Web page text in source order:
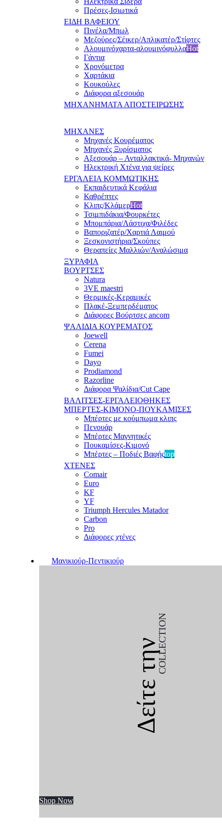
Πρέσες-Ισιωτικά
ΕΙΔΗ ΒΑΦΕΙΟΥ
Πινέλα/Μπωλ
Μεζούρες/Σέικερ/Απλικατέρ/Στίφτες
Αλουμινόχαρτα-αλουμινόφυλλαHot
Γάντια
Χρονόμετρα
Χαρτάκια
Κουκούλες
Διάφορα αξεσουάρ
ΜΗΧΑΝΗΜΑΤΑ ΑΠΟΣΤΕΙΡΩΣΗΣ
ΜΗΧΑΝΕΣ
Μηχανές Κουρέματος
Μηχανές Ξυρίσματος
Αξεσουάρ – Ανταλλακτικά- Μηχανών
Ηλεκτρική Χτένα για ψείρες
ΕΡΓΑΛΕΙΑ ΚΟΜΜΩΤΙΚΗΣ
Εκπαιδευτικά Κεφάλια
Καθρέπτες
Κλιπς/ΚλάμερHot
Τσιμπιδάκια/Φουρκέτες
Μπομπάρια/Λάστιχα/Φιλέδες
Βαποριζατέρ/Χαρτιά Λαιμού
Ξεσκονιστήρια/Σκούπες
Θεραπείες Μαλλιών/Αναλώσιμα
ΞΥΡΑΦΙΑ
ΒΟΥΡΤΣΕΣ
Natura
3VE maestri
Θερμικές-Κεραμικές
Πλακέ-Ξεμπερδέματος
Διάφορες Βούρτσες ancom
ΨΑΛΙΔΙΑ ΚΟΥΡΕΜΑΤΟΣ
Joewell
Cerena
Fumei
Dayo
Prodiamond
Razorline
Διάφορα Ψαλίδια/Cut Cape
ΒΑΛΙΤΣΕΣ-ΕΡΓΑΛΕΙΟΘΗΚΕΣ
ΜΠΕΡΤΕΣ-ΚΙΜΟΝΟ-ΠΟΥΚΑΜΙΣΕΣ
Μπέρτες με κούμπωμα κλιπς
Πενουάρ
Μπέρτες Μαγνητικές
Πουκαμίσες-Κιμονό
Μπέρτες – Ποδιές Βαφήςtop
ΧΤΕΝΕΣ
Comair
Euro
KF
YF
Triumph Hercules Matador
Carbon
Pro
Διάφορες χτένες
Μανικιούρ-Πεντικιούρ
Δείτε τηνCOLLECTION
Shop Now